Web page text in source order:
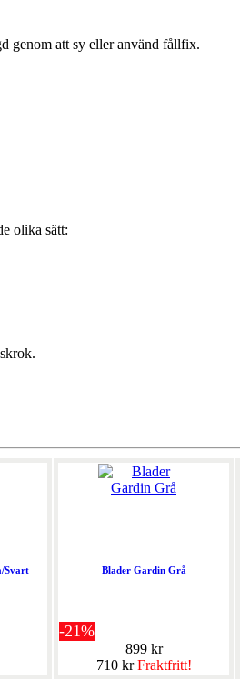
genom att sy eller använd fållfix.
olika sätt:
Svart Blader Gardin Grå
-21%
899 kr
710 krFraktfritt!